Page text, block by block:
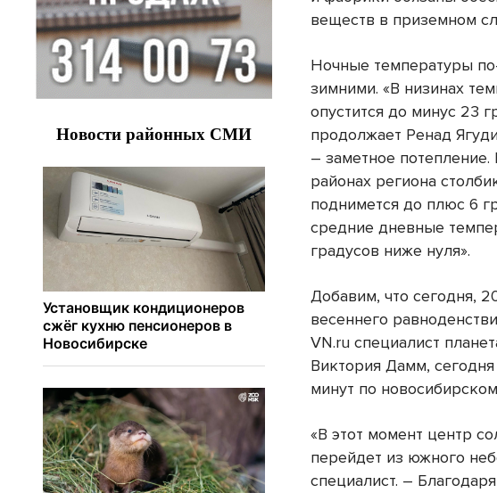
веществ в приземном
Ночные температуры
зимними. «В низинах
опустится до минус 23
продолжает Ренад
– заметное
районах региона
поднимется до плюс 6
средние дневные
градусов ниже нуля».
Добавим, что сегодня,
весеннего
VN.ru специалист
Виктория Дамм, сегодня
минут по
«В этот момент центр
перейдет из южного
специалист. –